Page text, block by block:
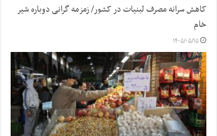
کاهش سرانه مصرف لبنیات در کشور/ زمزمه گرانی دوباره شیر
خام
۱۴۰۵/۰۵/۱۵